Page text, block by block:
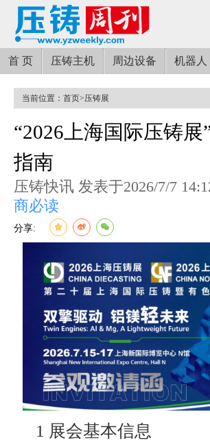
首 页 压铸主机 周边设备 机器人
当前位置： 首页>压铸展
“2026上海国际压铸
指南
压铸快讯 发表于2026/7/7
商必读
分享:
1 展会基本信息